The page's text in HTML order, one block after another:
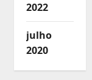
2022
julho
2020